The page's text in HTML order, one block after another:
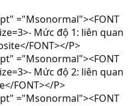
="Msonormal"><FONT
Mức độ 1: liên quan
FONT></P>
="Msonormal"><FONT
Mức độ 2: liên quan
FONT></P>
="Msonormal"><FONT